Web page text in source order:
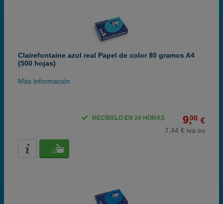
Clairefontaine azul real Papel de color 80 gramos A4
(500 hojas)
Más información
9,00 €
7,44 € iva ex
RECÍBELO EN 24 HORAS